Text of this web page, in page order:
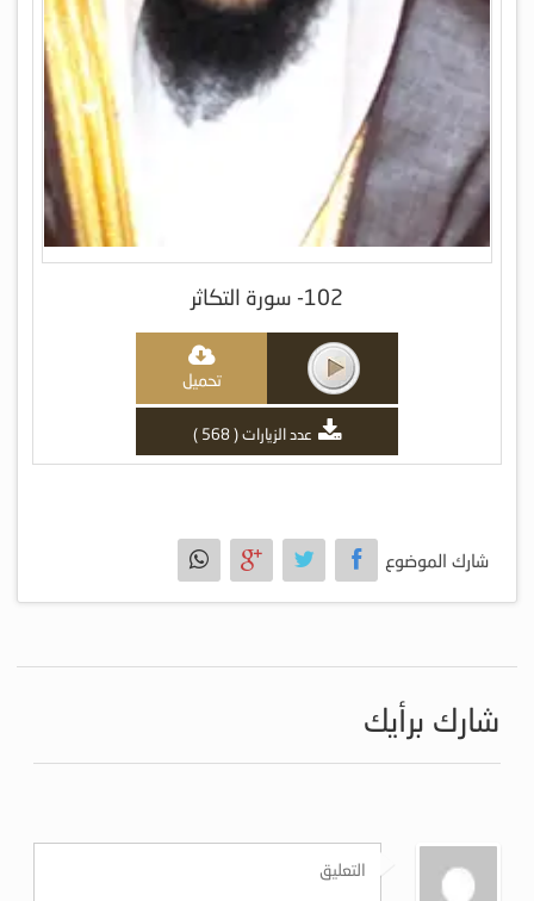
102- سورة التكاثر
تحميل
عدد الزيارات ( 568 )
شارك الموضوع
شارك برأيك